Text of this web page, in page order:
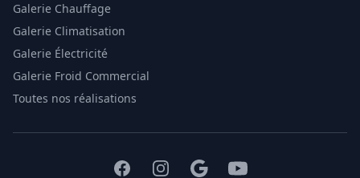
Galerie Chauffage
Galerie Climatisation
Galerie Électricité
Galerie Froid Commercial
Toutes nos réalisations